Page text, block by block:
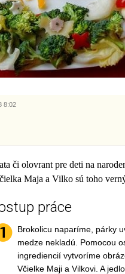
8:02
či olovrant pre deti na
Maja a Vilko sú toho
práce
Brokolicu naparíme, párky
medze nekladú. Pomocou
ingrediencií vytvoríme
Včielke Maji a Vilkovi. A